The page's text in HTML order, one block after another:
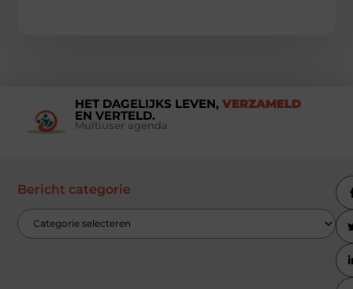
HET DAGELIJKS LEVEN, VERZAMELD
EN VERTELD.
Multiuser agenda
Bericht categorie